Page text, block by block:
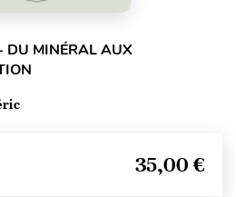
DU MINÉRAL AUX
35,00 €